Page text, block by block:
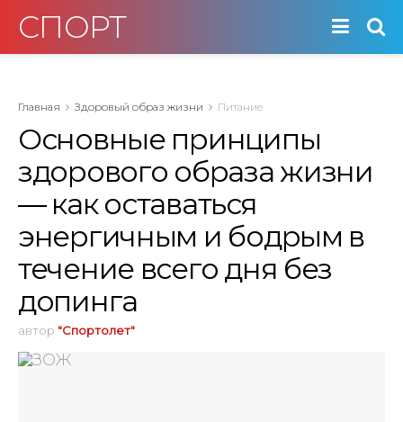
СПОРТ
Главная Здоровый образ жизни Питание
Основные принципы
здорового образа жизни
— как оставаться
энергичным и бодрым в
течение всего дня без
допинга
автор "Спортолет"